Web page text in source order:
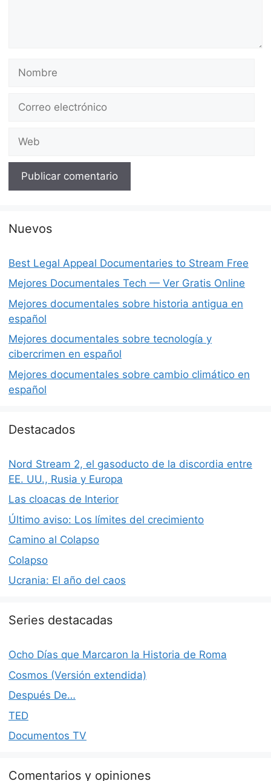
electrónico
Nuevos
Best Legal Appeal Documentaries to Stream Free
Mejores Documentales Tech — Ver Gratis Online
Mejores documentales sobre historia antigua en
español
Mejores documentales sobre tecnología y
cibercrimen en español
Mejores documentales sobre cambio climático en
español
Destacados
Nord Stream 2, el gasoducto de la discordia entre
EE. UU., Rusia y Europa
Las cloacas de Interior
Último aviso: Los límites del crecimiento
Camino al Colapso
Colapso
Ucrania: El año del caos
Series destacadas
Ocho Días que Marcaron la Historia de Roma
Cosmos (Versión extendida)
Después De…
TED
Documentos TV
Comentarios y opiniones